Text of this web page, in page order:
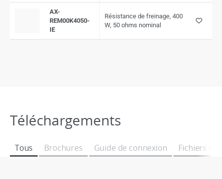
AX-
REM00K4050-
IE
Résistance de freinage, 400
W, 50 ohms nominal
Téléchargements
Tous Brochures Guide de connexion Fichiers